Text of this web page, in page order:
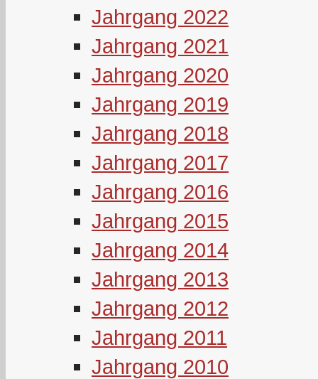
Jahrgang 2022
Jahrgang 2021
Jahrgang 2020
Jahrgang 2019
Jahrgang 2018
Jahrgang 2017
Jahrgang 2016
Jahrgang 2015
Jahrgang 2014
Jahrgang 2013
Jahrgang 2012
Jahrgang 2011
Jahrgang 2010